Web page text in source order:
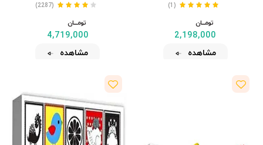
(1)
تومــــــان
2,198,000
مشاهده
(2287)
تومــــــان
4,719,000
مشاهده